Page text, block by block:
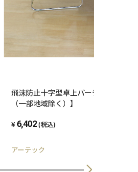
飛沫防止十字型卓上パーテーション
（一部地域除く）】
6,402 (税込)
アーテック